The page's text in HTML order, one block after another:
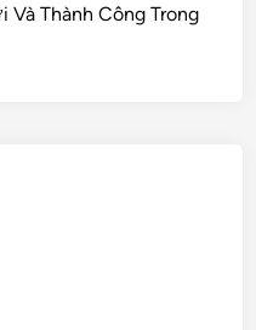
Thành Công Trong